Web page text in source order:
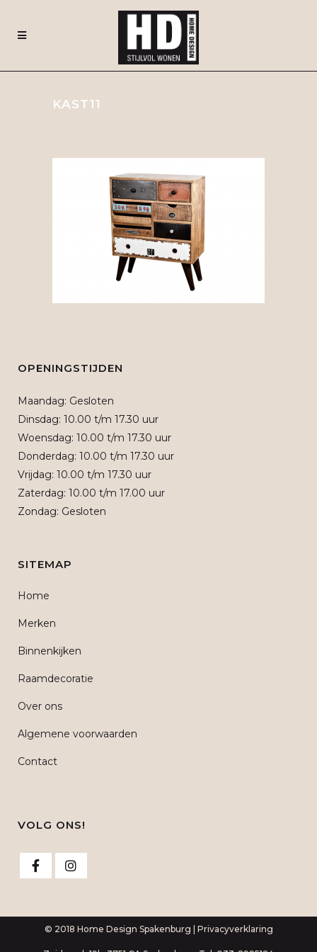
KAST11
OPENINGSTIJDEN
Maandag: Gesloten
Dinsdag: 10.00 t/m 17.30 uur
Woensdag: 10.00 t/m 17.30 uur
Donderdag: 10.00 t/m 17.30 uur
Vrijdag: 10.00 t/m 17.30 uur
Zaterdag: 10.00 t/m 17.00 uur
Zondag: Gesloten
SITEMAP
Home
Merken
Binnenkijken
Raamdecoratie
Over ons
Algemene voorwaarden
Contact
VOLG ONS!
© 2018 Home Design Spakenburg | Privacyverklaring